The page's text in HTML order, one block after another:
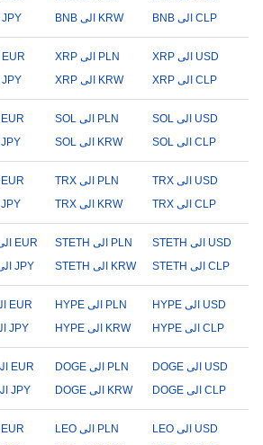
BNB الى JPY
BNB الى KRW BNB الى CLP
XRP الى EUR XRP الى PLN
XRP الى USD
XRP الى JPY
XRP الى KRW XRP الى CLP
SOL الى EUR SOL الى PLN
SOL الى USD
SOL الى JPY
SOL الى KRW SOL الى CLP
TRX الى EUR TRX الى PLN
TRX الى USD
TRX الى JPY
TRX الى KRW TRX الى CLP
STETH الى EUR STETH الى PLN
STETH الى USD
STETH الى JPY
STETH الى KRW STETH الى CLP
HYPE الى EUR HYPE الى PLN
HYPE الى USD
HYPE الى JPY
HYPE الى KRW HYPE الى CLP
DOGE الى EUR DOGE الى PLN
DOGE الى USD
DOGE الى JPY
DOGE الى KRW DOGE الى CLP
LEO الى EUR LEO الى PLN
LEO الى USD